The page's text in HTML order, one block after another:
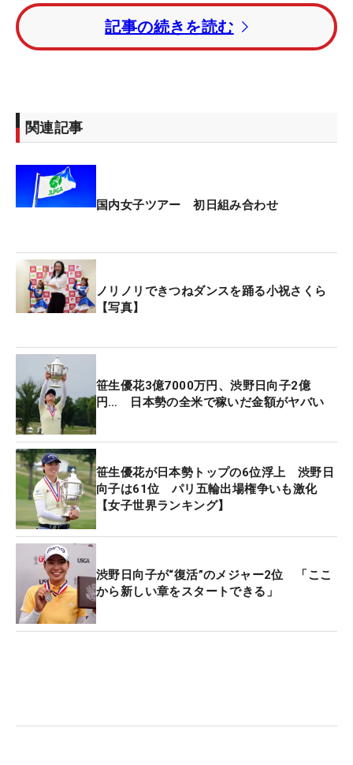
「すごいプレーを間近で見ることができた。距離は
すごく飛ぶし、ショットもアプローチもパットもぜ
んぶ素晴らしかった」とギャラリー目線にもなった
「リゾートトラスト レディス」で5位に入っての渡
米で、帰国は前日の4日。まさに弾丸の日米往復に
いです」と涼しい顔で話した。
米」は日本勢最上位の20位、帰国直後の本大会は8
位に入った。その年の「全米」には日本ツアーから
5人が出場したが、前後の日本ツアーを休まなかっ
の2018年の開幕戦から「全米」の2試合を含めて、
試合のある週は一度も休んでいない皆勤賞の26歳は
「昔は時差ボケも大丈夫だったけど、最近は年齢を
感じます」と笑ったが、疲れ知らず、故障知らずの
体は天賦の才だ。
今季は3月の「ヤマハレディースオープン葛城」で
ツアー通算10勝目を挙げるなど、メルセデス・ラン
キングは3位につけている。今大会終了時点で、こ
の順位をキープすれば8月の「AIG女子オープン」
（全英）の出場権を得る。これまでメジャー出場は
コロナ禍で12月開催となった20年を含めた「全米」
の3度だけで、ほかのメジャーは出場資格があって
も権利を行使することはなかったが、今年は「出た
記事の続きを読む
関連記事
国内女子ツアー 初日組み合わせ
ノリノリできつねダンスを踊る小祝さくら
【写真】
笹生優花3億7000万円、渋野日向子2億
円… 日本勢の全米で稼いだ金額がヤバい
笹生優花が日本勢トップの6位浮上 渋野日
向子は61位 パリ五輪出場権争いも激化
【女子世界ランキング】
渋野日向子が“復活”のメジャー2位 「ここ
から新しい章をスタートできる」